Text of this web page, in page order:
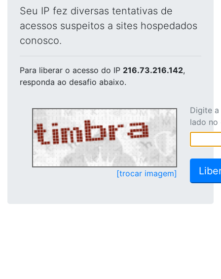
Seu IP fez diversas tentativas de
acessos suspeitos a sites hospedados
conosco.
Para liberar o acesso do IP 216.73.216.142,
responda ao desafio abaixo.
[trocar imagem]
Digite
lado no